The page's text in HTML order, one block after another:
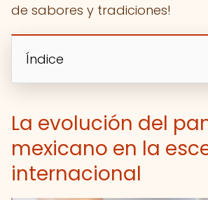
de sabores y tradiciones!
Índice
La evolución del
mexicano en la
internacional